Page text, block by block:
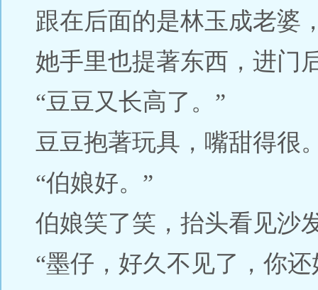
跟在后面的是林玉成老婆
她手里也提著东西，进门
“豆豆又长高了。”
豆豆抱著玩具，嘴甜得很
“伯娘好。”
伯娘笑了笑，抬头看见沙
“墨仔，好久不见了，你还